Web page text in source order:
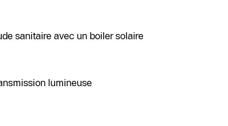
sanitaire avec un boiler solaire
lumineuse